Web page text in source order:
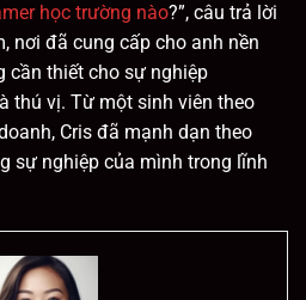
học trường nào?”, câu trả lời
nơi đã cung cấp cho anh nền
cần thiết cho sự nghiệp
thú vị. Từ một sinh viên theo
Cris đã mạnh dạn theo
sự nghiệp của mình trong lĩnh